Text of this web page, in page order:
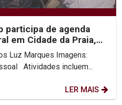
participa de agenda
em Cidade da Praia,
Luz Marques Imagens:
Divulgação / Arquivo pessoal Atividades incluem...
LER MAIS